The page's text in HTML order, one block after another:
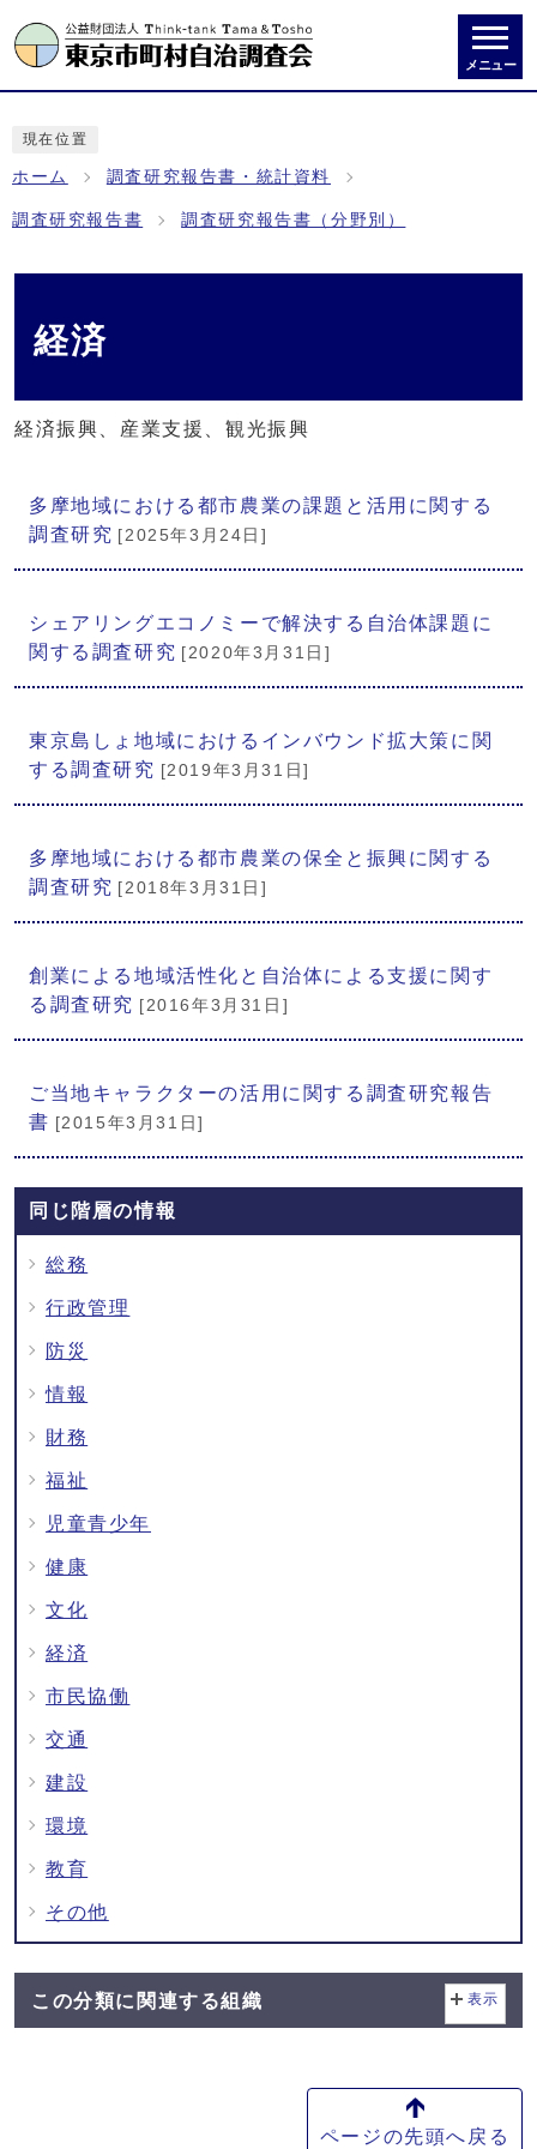
メニュー
現在位置
ホーム 調査研究報告書・統計資料
調査研究報告書 調査研究報告書（分野別）
経済
経済振興、産業支援、観光振興
メインメニュー
多摩地域における都市農業の課題と活用に関する
調査研究 [2025年3月24日]
シェアリングエコノミーで解決する自治体課題に
関する調査研究 [2020年3月31日]
東京島しょ地域におけるインバウンド拡大策に関
する調査研究 [2019年3月31日]
多摩地域における都市農業の保全と振興に関する
調査研究 [2018年3月31日]
創業による地域活性化と自治体による支援に関す
る調査研究 [2016年3月31日]
ご当地キャラクターの活用に関する調査研究報告
書 [2015年3月31日]
同じ階層の情報
総務
行政管理
防災
情報
財務
福祉
児童青少年
健康
文化
経済
市民協働
交通
建設
環境
教育
その他
この分類に関連する組織 表示
ページの先頭へ戻る